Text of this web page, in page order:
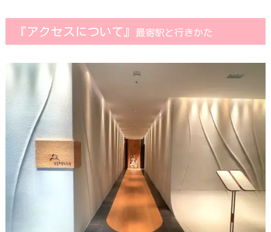
『アクセスについて』 最寄駅と行きかた